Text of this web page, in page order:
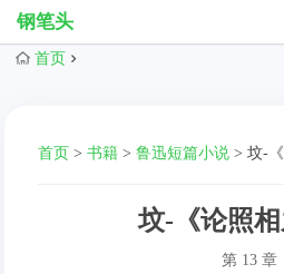
钢笔头
首页
首页 >书籍 >鲁迅短篇小说 >坟-
坟-《论照相
第 13 章